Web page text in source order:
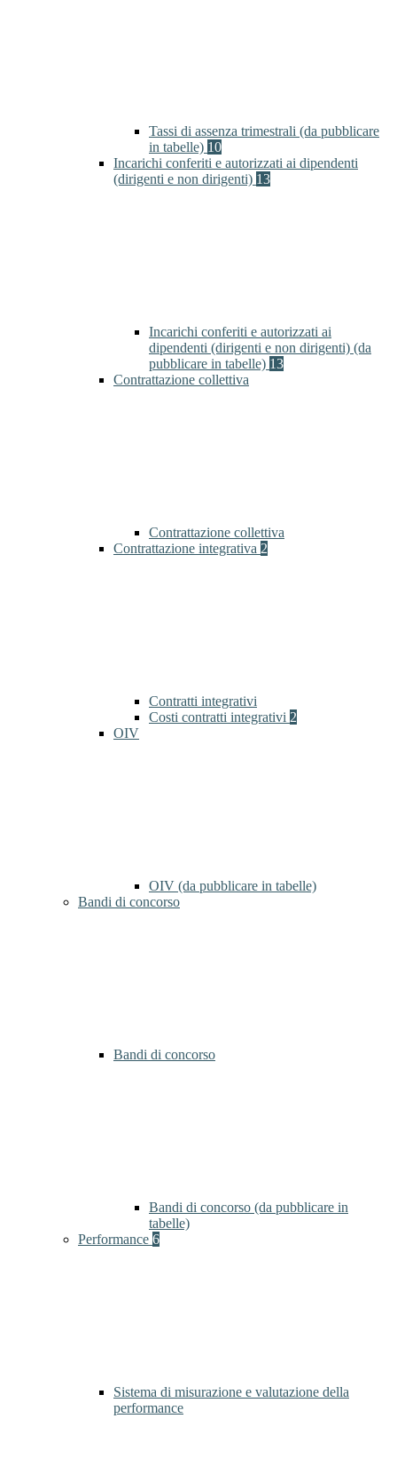
Tassi di assenza trimestrali (da pubblicare
in tabelle) 10
Incarichi conferiti e autorizzati ai dipendenti
(dirigenti e non dirigenti) 13
Incarichi conferiti e autorizzati ai
dipendenti (dirigenti e non dirigenti) (da
pubblicare in tabelle) 13
Contrattazione collettiva
Contrattazione collettiva
Contrattazione integrativa 2
Contratti integrativi
Costi contratti integrativi 2
OIV
OIV (da pubblicare in tabelle)
Bandi di concorso
Bandi di concorso
Bandi di concorso (da pubblicare in
tabelle)
Performance 6
Sistema di misurazione e valutazione della
performance